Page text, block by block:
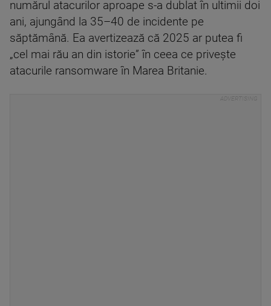
numărul atacurilor aproape s-a dublat în ultimii doi
ani, ajungând la 35–40 de incidente pe
săptămână. Ea avertizează că 2025 ar putea fi
„cel mai rău an din istorie” în ceea ce privește
atacurile ransomware în Marea Britanie.